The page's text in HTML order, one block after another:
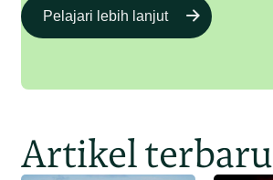
Pelajari lebih lanjut
Artikel terbaru